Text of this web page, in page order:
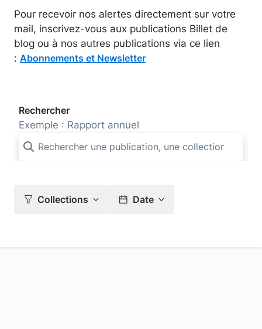
Pour recevoir nos alertes directement sur votre
mail, inscrivez-vous aux publications Billet de
blog ou à nos autres publications via ce lien
: Abonnements et Newsletter
Rechercher
Exemple : Rapport annuel
Collections Date